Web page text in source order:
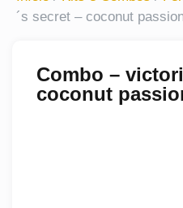
´s secret – coconut
Combo –
coconut